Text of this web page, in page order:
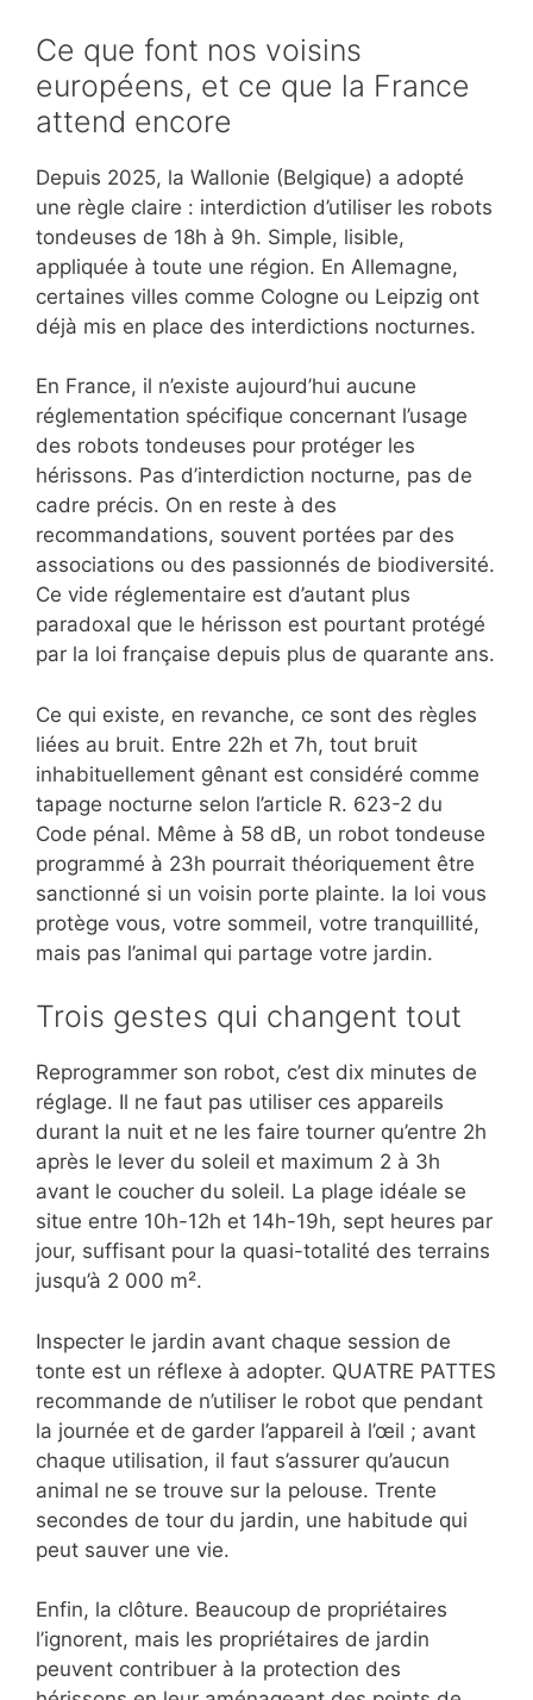
Ce que font nos voisins
européens, et ce que la France
attend encore
Depuis 2025, la Wallonie (Belgique) a adopté
une règle claire : interdiction d’utiliser les robots
tondeuses de 18h à 9h. Simple, lisible,
appliquée à toute une région. En Allemagne,
certaines villes comme Cologne ou Leipzig ont
déjà mis en place des interdictions nocturnes.
En France, il n’existe aujourd’hui aucune
réglementation spécifique concernant l’usage
des robots tondeuses pour protéger les
hérissons. Pas d’interdiction nocturne, pas de
cadre précis. On en reste à des
recommandations, souvent portées par des
associations ou des passionnés de biodiversité.
Ce vide réglementaire est d’autant plus
paradoxal que le hérisson est pourtant protégé
par la loi française depuis plus de quarante ans.
Ce qui existe, en revanche, ce sont des règles
liées au bruit. Entre 22h et 7h, tout bruit
inhabituellement gênant est considéré comme
tapage nocturne selon l’article R. 623-2 du
Code pénal. Même à 58 dB, un robot tondeuse
programmé à 23h pourrait théoriquement être
sanctionné si un voisin porte plainte. la loi vous
protège vous, votre sommeil, votre tranquillité,
mais pas l’animal qui partage votre jardin.
Trois gestes qui changent tout
Reprogrammer son robot, c’est dix minutes de
réglage. Il ne faut pas utiliser ces appareils
durant la nuit et ne les faire tourner qu’entre 2h
après le lever du soleil et maximum 2 à 3h
avant le coucher du soleil. La plage idéale se
situe entre 10h-12h et 14h-19h, sept heures par
jour, suffisant pour la quasi-totalité des terrains
jusqu’à 2 000 m².
Inspecter le jardin avant chaque session de
tonte est un réflexe à adopter. QUATRE PATTES
recommande de n’utiliser le robot que pendant
la journée et de garder l’appareil à l’œil ; avant
chaque utilisation, il faut s’assurer qu’aucun
animal ne se trouve sur la pelouse. Trente
secondes de tour du jardin, une habitude qui
peut sauver une vie.
Enfin, la clôture. Beaucoup de propriétaires
l’ignorent, mais les propriétaires de jardin
peuvent contribuer à la protection des